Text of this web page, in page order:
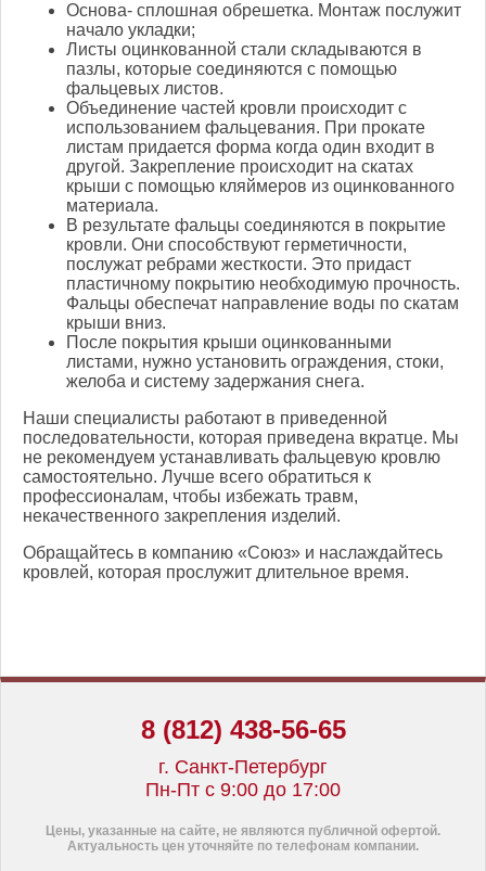
Основа- сплошная обрешетка. Монтаж послужит
начало укладки;
Листы оцинкованной стали складываются в
пазлы, которые соединяются с помощью
фальцевых листов.
Объединение частей кровли происходит с
использованием фальцевания. При прокате
листам придается форма когда один входит в
другой. Закрепление происходит на скатах
крыши с помощью кляймеров из оцинкованного
материала.
В результате фальцы соединяются в покрытие
кровли. Они способствуют герметичности,
послужат ребрами жесткости. Это придаст
пластичному покрытию необходимую прочность.
Фальцы обеспечат направление воды по скатам
крыши вниз.
После покрытия крыши оцинкованными
листами, нужно установить ограждения, стоки,
желоба и систему задержания снега.
Наши специалисты работают в приведенной
последовательности, которая приведена вкратце. Мы
не рекомендуем устанавливать фальцевую кровлю
самостоятельно. Лучше всего обратиться к
профессионалам, чтобы избежать травм,
некачественного закрепления изделий.
Обращайтесь в компанию «Союз» и наслаждайтесь
кровлей, которая прослужит длительное время.
8 (812) 438-56-65
г. Санкт-Петербург
Пн-Пт с 9:00 до 17:00
Цены, указанные на сайте, не являются публичной офертой.
Актуальность цен уточняйте по телефонам компании.